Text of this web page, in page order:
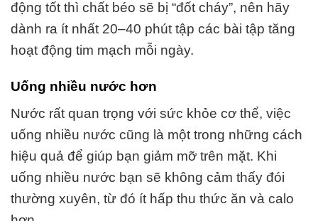
động tốt thì chất béo sẽ bị “đốt cháy”, nên hãy
dành ra ít nhất 20–40 phút tập các bài tập tăng
hoạt động tim mạch mỗi ngày.
Uống nhiều nước hơn
Nước rất quan trọng với sức khỏe cơ thể, việc
uống nhiều nước cũng là một trong những cách
hiệu quả để giúp bạn giảm mỡ trên mặt. Khi
uống nhiều nước bạn sẽ không cảm thấy đói
thường xuyên, từ đó ít hấp thu thức ăn và calo